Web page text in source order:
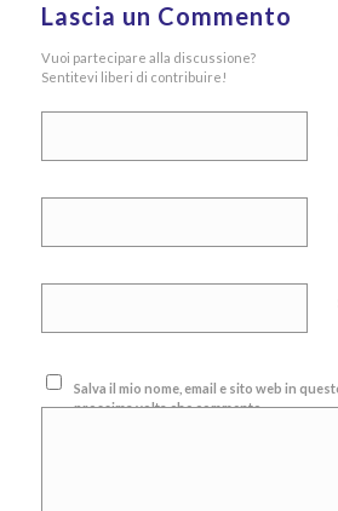
Lascia un Commento
Vuoi partecipare alla discussione?
Sentitevi liberi di contribuire!
Salva il mio nome, email e sito web in
prossima volta che commento.